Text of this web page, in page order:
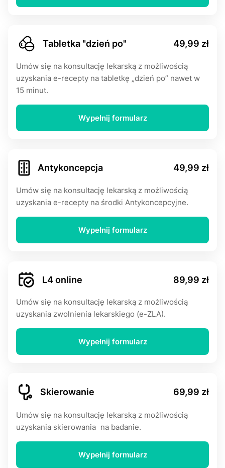
Tabletka "dzień po" 49,99 zł
Umów się na konsultację lekarską z możliwością
uzyskania e-rесерty na tabletkę „dzień po” nawet w
15 minut.
Wypełnij formularz
Αntуkоnсерсjа 49,99 zł
Umów się na konsultację lekarską z możliwością
uzyskania e-rесерty na środki Αntуkоnсерсyjne.
Wypełnij formularz
L4 online 89,99 zł
Umów się na konsultację lekarską z możliwością
uzyskania zwolnienia lekarskiego (e-ZLA).
Wypełnij formularz
Skierowanie 69,99 zł
Umów się na konsultację lekarską z możliwością
uzyskania skierowania na badanie.
Wypełnij formularz